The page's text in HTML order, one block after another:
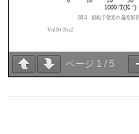
ページ 1 / 5